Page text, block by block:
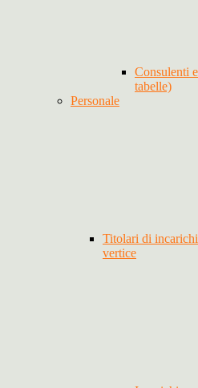
Consulenti
tabelle)
Personale
Titolari di
vertice